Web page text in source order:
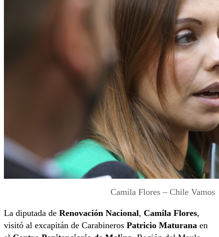
Camila Flores – Chile Vamos
La diputada de Renovación Nacional, Camila Flores,
visitó al excapitán de Carabineros Patricio Maturana en